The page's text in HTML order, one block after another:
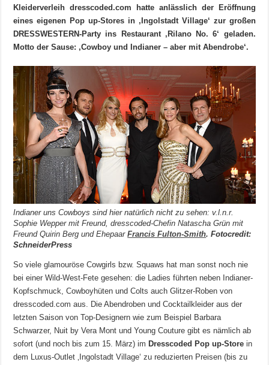
Kleiderverleih dresscoded.com hatte anlässlich der Eröffnung
eines eigenen Pop up-Stores in ‚Ingolstadt Village‘ zur großen
DRESSWESTERN-Party ins Restaurant ‚Rilano No. 6‘ geladen.
Motto der Sause: ‚Cowboy und Indianer – aber mit Abendrobe‘.
Indianer uns Cowboys sind hier natürlich nicht zu sehen: v.l.n.r.
Sophie Wepper mit Freund, dresscoded-Chefin Natascha Grün mit
Freund Quirin Berg und EhepaarFrancis Fulton-Smith. Fotocredit:
SchneiderPress
So viele glamouröse Cowgirls bzw. Squaws hat man sonst noch nie
bei einer Wild-West-Fete gesehen: die Ladies führten neben Indianer-
Kopfschmuck, Cowboyhüten und Colts auch Glitzer-Roben von
dresscoded.com aus. Die Abendroben und Cocktailkleider aus der
letzten Saison von Top-Designern wie zum Beispiel Barbara
Schwarzer, Nuit by Vera Mont und Young Couture gibt es nämlich ab
sofort (und noch bis zum 15. März) im Dresscoded Pop up-Store in
dem Luxus-Outlet ‚Ingolstadt Village‘ zu reduzierten Preisen (bis zu